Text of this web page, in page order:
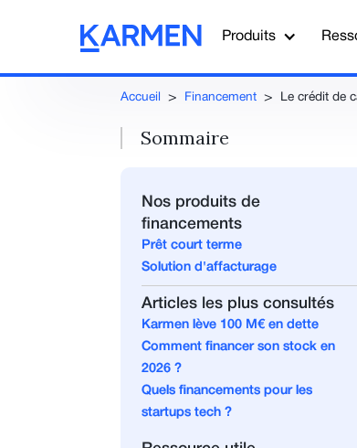
Produits
Accueil > Financement > Le crédit de
Sommaire
Nos produits de
financements
Prêt court terme
Solution d'affacturage
Articles les plus consultés
Karmen lève 100 M€ en dette
Comment financer son stock en
2026 ?
Quels financements pour les
startups tech ?